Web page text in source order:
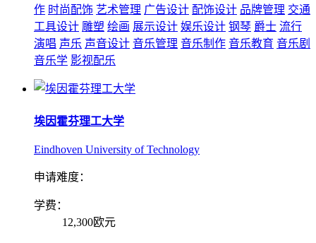
作 时尚配饰 艺术管理 广告设计 配饰设计 品牌管理 交通
工具设计 雕塑 绘画 展示设计 娱乐设计 钢琴 爵士 流行
演唱 声乐 声音设计 音乐管理 音乐制作 音乐教育 音乐剧
音乐学 影视配乐
埃因霍芬理工大学
Eindhoven University of Technology
申请难度：
学费：
12,300欧元